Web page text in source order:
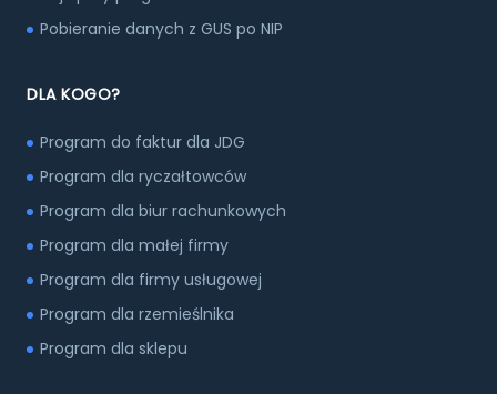
Pobieranie danych z GUS po NIP
DLA KOGO?
Program do faktur dla JDG
Program dla ryczałtowców
Program dla biur rachunkowych
Program dla małej firmy
Program dla firmy usługowej
Program dla rzemieślnika
Program dla sklepu